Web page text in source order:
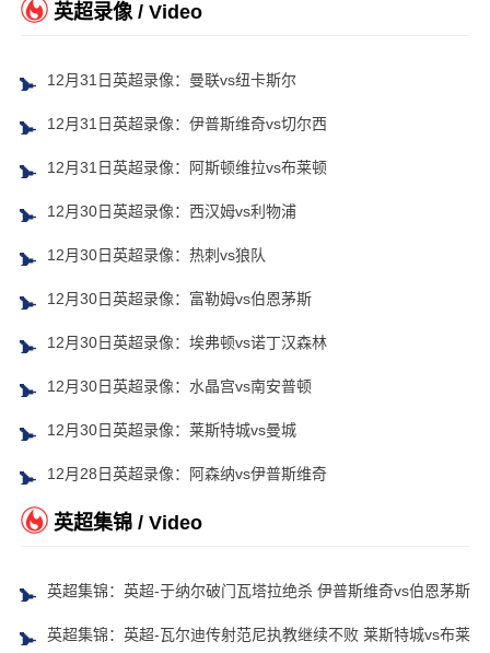
英超录像 / Video
12月31日英超录像：曼联vs纽卡斯尔
12月31日英超录像：伊普斯维奇vs切尔西
12月31日英超录像：阿斯顿维拉vs布莱顿
12月30日英超录像：西汉姆vs利物浦
12月30日英超录像：热刺vs狼队
12月30日英超录像：富勒姆vs伯恩茅斯
12月30日英超录像：埃弗顿vs诺丁汉森林
12月30日英超录像：水晶宫vs南安普顿
12月30日英超录像：莱斯特城vs曼城
12月28日英超录像：阿森纳vs伊普斯维奇
英超集锦 / Video
英超集锦：英超-于纳尔破门瓦塔拉绝杀 伊普斯维奇vs伯恩茅斯
英超集锦：英超-瓦尔迪传射范尼执教继续不败 莱斯特城vs布莱顿